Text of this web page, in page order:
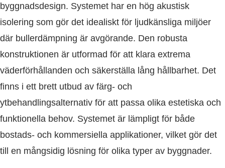
byggnadsdesign. Systemet har en hög akustisk
isolering som gör det idealiskt för ljudkänsliga miljöer
där bullerdämpning är avgörande. Den robusta
konstruktionen är utformad för att klara extrema
väderförhållanden och säkerställa lång hållbarhet. Det
finns i ett brett utbud av färg- och
ytbehandlingsalternativ för att passa olika estetiska och
funktionella behov. Systemet är lämpligt för både
bostads- och kommersiella applikationer, vilket gör det
till en mångsidig lösning för olika typer av byggnader.